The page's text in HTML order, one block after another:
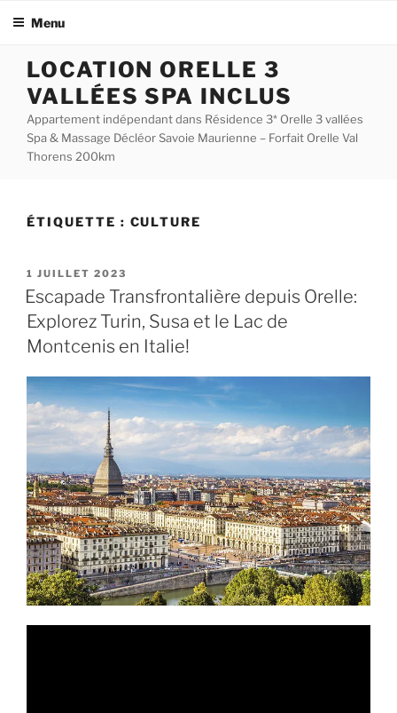
contenu
principal
LOCATION ORELLE 3
VALLÉES SPA INCLUS
Appartement indépendant dans Résidence 3* Orelle 3 vallées
Spa & Massage Décléor Savoie Maurienne – Forfait Orelle Val
Thorens 200km
Menu
ÉTIQUETTE : CULTURE
PUBLIÉ
LE
1 JUILLET 2023
Escapade Transfrontalière depuis Orelle:
Explorez Turin, Susa et le Lac de
Montcenis en Italie!